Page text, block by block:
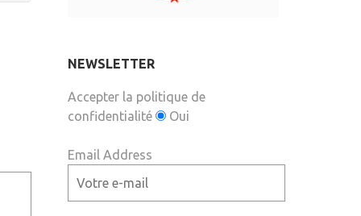
NEWSLETTER
Accepter la politique de
confidentialité
Oui
Email Address